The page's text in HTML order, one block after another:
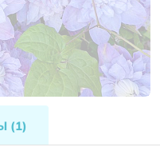
(1)